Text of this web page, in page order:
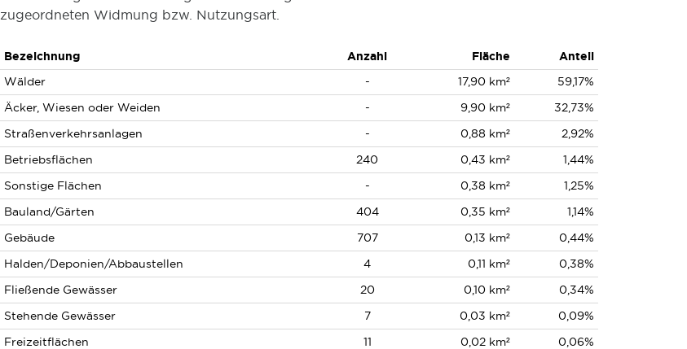
zugeordneten Widmung bzw. Nutzungsart.
Bezeichnung Anzahl Fläche
Anteil
Wälder
- 17,90 km²
59,17%
Äcker, Wiesen oder Weiden
- 9,90 km²
32,73%
Straßenverkehrsanlagen
- 0,88 km²
2,92%
Betriebsflächen
240 0,43 km²
1,44%
Sonstige Flächen
- 0,38 km²
1,25%
Bauland/Gärten
404 0,35 km²
1,14%
Gebäude
707 0,13 km²
0,44%
Halden/Deponien/Abbaustellen
4 0,11 km²
0,38%
Fließende Gewässer
20 0,10 km²
0,34%
Stehende Gewässer
7 0,03 km²
0,09%
Freizeitflächen
11 0,02 km²
0,06%